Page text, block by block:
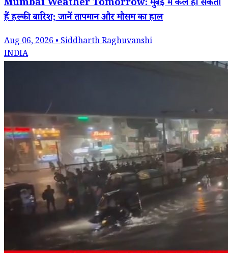
Mumbai Weather Tomorrow: मुंबई में कल हो सकती
हैं हल्की बारिश; जानें तापमान और मौसम का हाल
Aug 06, 2026 • Siddharth Raghuvanshi
INDIA